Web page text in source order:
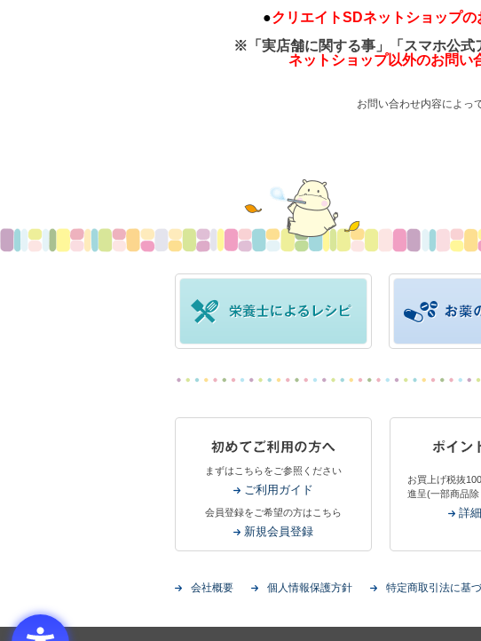
●クリエイトSDネットショップ
※「実店舗に関する事」「スマホ公式
ネットショップ以外のお問い
お問い合わせ内容によっ
まずはこちらをご参照ください
ご利用ガイド
会員登録をご希望の方はこちら
新規会員登録
お買上げ税抜
進呈(一部商品除
詳
会社概要 個人情報保護方針 特定商取引法に基